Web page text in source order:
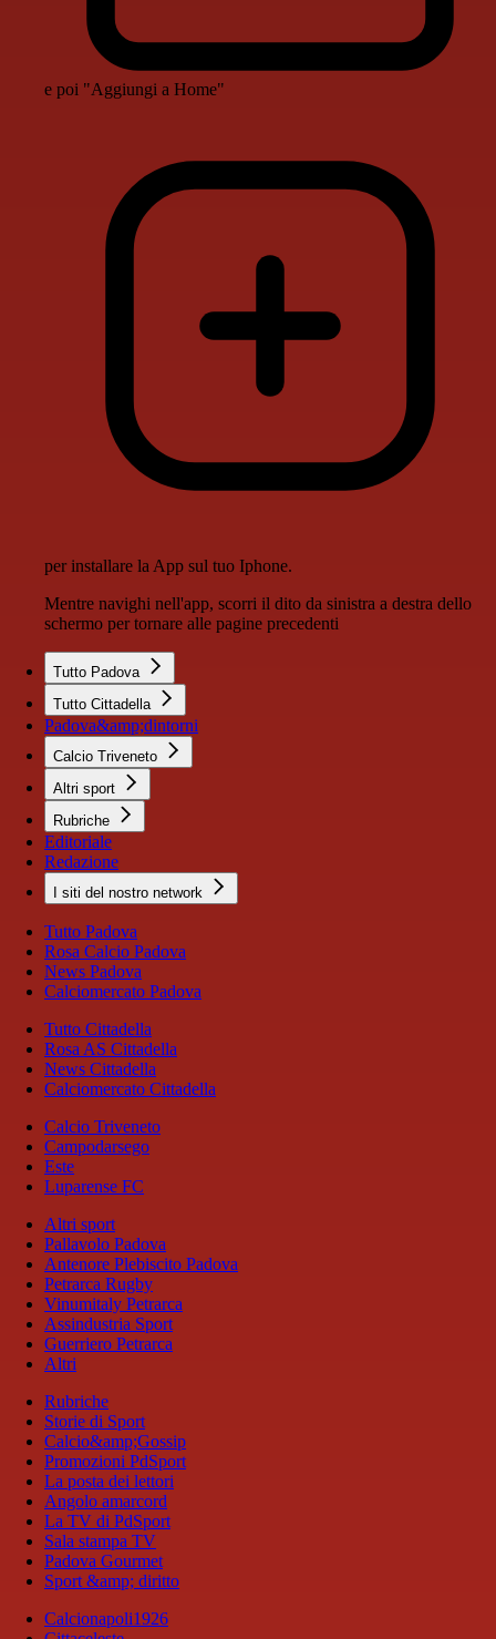
e poi "Aggiungi a Home"
per installare la App sul tuo Iphone.
Mentre navighi nell'app, scorri il dito da sinistra a destra dello
schermo per tornare alle pagine precedenti
Tutto Padova
Tutto Cittadella
Padova&amp;dintorni
Calcio Triveneto
Altri sport
Rubriche
Editoriale
Redazione
I siti del nostro network
Tutto Padova
Rosa Calcio Padova
News Padova
Calciomercato Padova
Tutto Cittadella
Rosa AS Cittadella
News Cittadella
Calciomercato Cittadella
Calcio Triveneto
Campodarsego
Este
Luparense FC
Altri sport
Pallavolo Padova
Antenore Plebiscito Padova
Petrarca Rugby
Vinumitaly Petrarca
Assindustria Sport
Guerriero Petrarca
Altri
Rubriche
Storie di Sport
Calcio&amp;Gossip
Promozioni PdSport
La posta dei lettori
Angolo amarcord
La TV di PdSport
Sala stampa TV
Padova Gourmet
Sport &amp; diritto
Calcionapoli1926